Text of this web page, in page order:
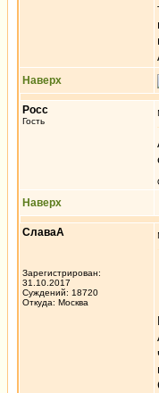
Наверх
Росс
Гость
Наверх
СлаваА
Зарегистрирован:
31.10.2017
Суждений: 18720
Откуда: Москва